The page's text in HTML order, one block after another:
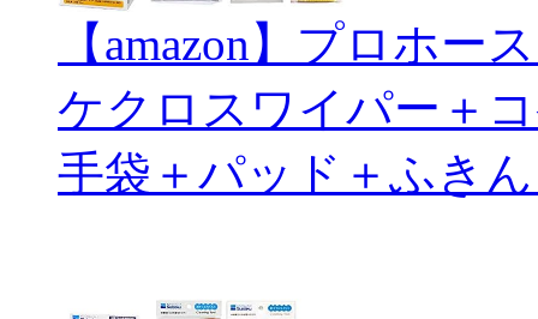
【amazon】プロホ
ケクロスワイパー＋
手袋＋パッド＋ふき